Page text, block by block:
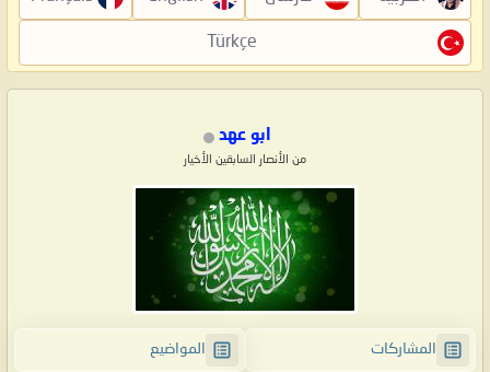
Türkçe
ابو عهد
من الأنصار السابقين الأخيار
المشاركات المواضيع